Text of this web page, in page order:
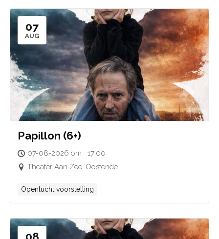
07
AUG
Papillon (6+)
07-08-2026 om 17:00
Theater Aan Zee, Oostende
Openlucht voorstelling
08